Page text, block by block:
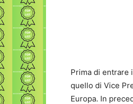
Prima di entrare
quello di Vice
Europa. In